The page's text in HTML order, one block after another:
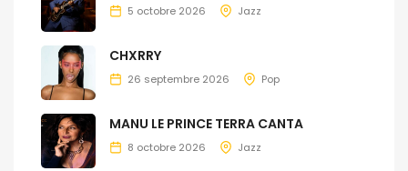
5 octobre 2026 Jazz
CHXRRY
26 septembre 2026 Pop
MANU LE PRINCE TERRA CANTA
8 octobre 2026 Jazz